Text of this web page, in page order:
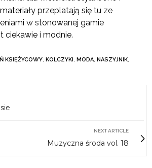
przeplatają się tu ze
w stonowanej gamie
ciekawie i modnie.
KSIĘŻYCOWY, KOLCZYKI , MODA, NASZYJNIK,
NEXT ARTICLE
Muzyczna środa vol. 18